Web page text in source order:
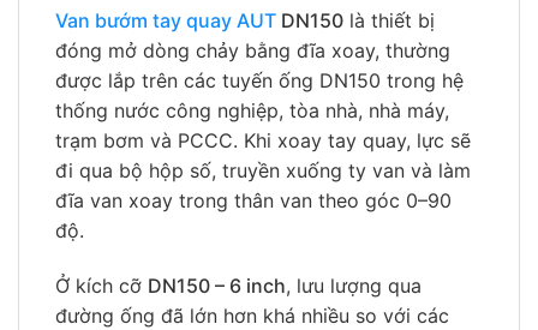
Van bướm tay quay AUT DN150 là thiết bị
đóng mở dòng chảy bằng đĩa xoay, thường
được lắp trên các tuyến ống DN150 trong hệ
thống nước công nghiệp, tòa nhà, nhà máy,
trạm bơm và PCCC. Khi xoay tay quay, lực sẽ
đi qua bộ hộp số, truyền xuống ty van và làm
đĩa van xoay trong thân van theo góc 0–90
độ.
Ở kích cỡ DN150 – 6 inch, lưu lượng qua
đường ống đã lớn hơn khá nhiều so với các